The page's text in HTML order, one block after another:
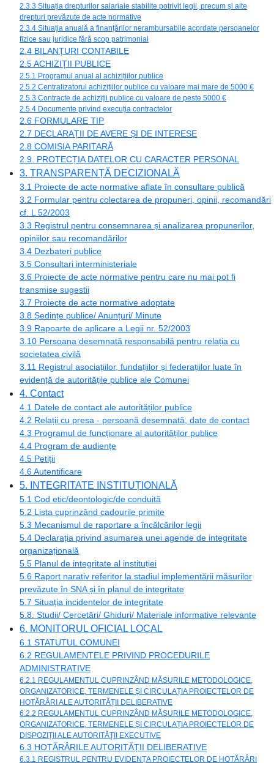
2.3.3 Situația drepturilor salariale stabilite potrivit legii, precum și alte
drepturi prevăzute de acte normative
2.3.4 Situația anuală a finanțărilor nerambursabile acordate persoanelor
fizice sau juridice fără scop patrimonial
2.4 BILANȚURI CONTABILE
2.5 ACHIZIȚII PUBLICE
2.5.1 Programul anual al achizițiilor publice
2.5.2 Centralizatorul achizițiilor publice cu valoare mai mare de 5000 €
2.5.3 Contracte de achiziții publice cu valoare de peste 5000 €
2.5.4 Documente privind execuția contractelor
2.6 FORMULARE TIP
2.7 DECLARAȚII DE AVERE ȘI DE INTERESE
2.8 COMISIA PARITARĂ
2.9. PROTECȚIA DATELOR CU CARACTER PERSONAL
3. TRANSPARENȚĂ DECIZIONALĂ
3.1 Proiecte de acte normative aflate în consultare publică
3.2 Formular pentru colectarea de propuneri, opinii, recomandări
cf. L 52/2003
3.3 Registrul pentru consemnarea și analizarea propunerilor,
opiniilor sau recomandărilor
3.4 Dezbateri publice
3.5 Consultari interministeriale
3.6 Proiecte de acte normative pentru care nu mai pot fi
transmise sugestii
3.7 Proiecte de acte normative adoptate
3.8 Ședințe publice/ Anunțuri/ Minute
3.9 Rapoarte de aplicare a Legii nr. 52/2003
3.10 Persoana desemnată responsabilă pentru relația cu
societatea civilă
3.11 Registrul asociațiilor, fundațiilor și federațiilor luate în
evidență de autoritățile publice ale Comunei
4. Contact
4.1 Datele de contact ale autorităților publice
4.2 Relații cu presa - persoană desemnată, date de contact
4.3 Programul de funcționare al autorităților publice
4.4 Program de audiențe
4.5 Petiții
4.6 Autentificare
5. INTEGRITATE INSTITUȚIONALĂ
5.1 Cod etic/deontologic/de conduită
5.2 Lista cuprinzând cadourile primite
5.3 Mecanismul de raportare a încălcărilor legii
5.4 Declarația privind asumarea unei agende de integritate
organizațională
5.5 Planul de integritate al instituției
5.6 Raport narativ referitor la stadiul implementării măsurilor
prevăzute în SNA și în planul de integritate
5.7 Situația incidentelor de integritate
5.8. Studii/ Cercetări/ Ghiduri/ Materiale informative relevante
6. MONITORUL OFICIAL LOCAL
6.1 STATUTUL COMUNEI
6.2 REGULAMENTELE PRIVIND PROCEDURILE
ADMINISTRATIVE
6.2.1 REGULAMENTUL CUPRINZÂND MĂSURILE METODOLOGICE,
ORGANIZATORICE, TERMENELE ȘI CIRCULAȚIA PROIECTELOR DE
HOTĂRÂRI ALE AUTORITĂȚII DELIBERATIVE
6.2.2 REGULAMENTUL CUPRINZÂND MĂSURILE METODOLOGICE,
ORGANIZATORICE, TERMENELE ȘI CIRCULAȚIA PROIECTELOR DE
DISPOZIȚII ALE AUTORITĂȚII EXECUTIVE
6.3 HOTĂRÂRILE AUTORITĂȚII DELIBERATIVE
6.3.1 REGISTRUL PENTRU EVIDENȚA PROIECTELOR DE HOTĂRÂRI